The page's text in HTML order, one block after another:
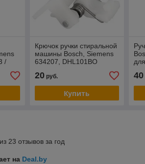
/
Крючок ручки стиральной
машины Bosch, Siemens
634207, DHL101BO
20руб.
Купить
40
23 отзывов за год
на Deal.by